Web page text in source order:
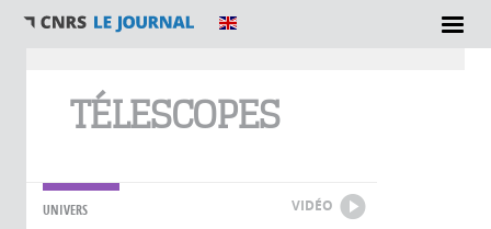
TÉLESCOPES
UNIVERS VIDÉO